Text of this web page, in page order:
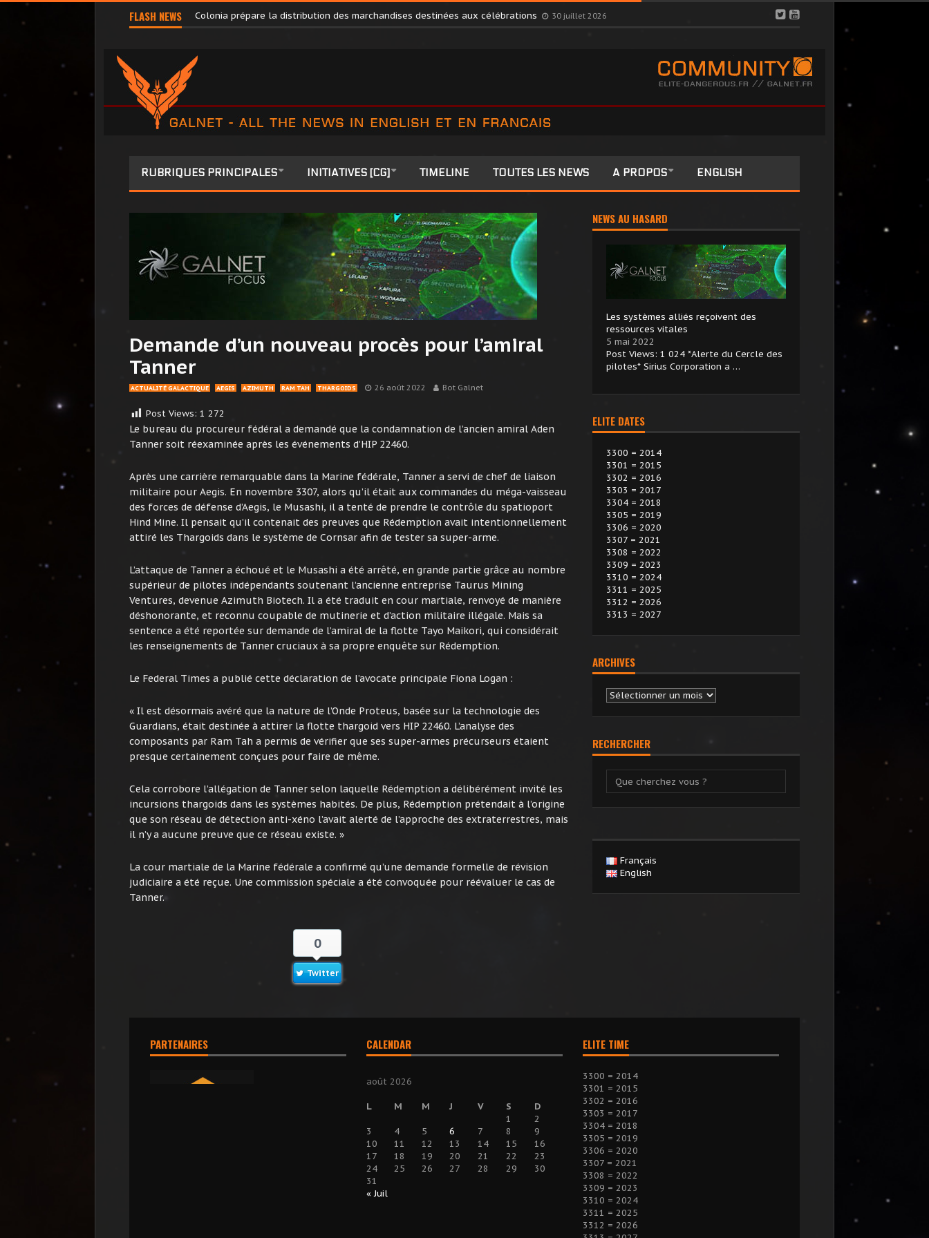
FLASH NEWS Pilots’ Federation Directs Members to Colonia 27 juillet 2026
RUBRIQUES PRINCIPALES INITIATIVES [CG] TIMELINE TOUTES LES NEWS A PROPOS ENGLISH
Demande d’un nouveau procès pour l’amiral
Tanner
ACTUALITÉ GALACTIQUE AEGIS AZIMUTH RAM TAH THARGOIDS 26 août 2022 Bot Galnet
Post Views: 1 272
Le bureau du procureur fédéral a demandé que la condamnation de l’ancien amiral Aden
Tanner soit réexaminée après les événements d’HIP 22460.
Après une carrière remarquable dans la Marine fédérale, Tanner a servi de chef de liaison
militaire pour Aegis. En novembre 3307, alors qu’il était aux commandes du méga-vaisseau
des forces de défense d’Aegis, le Musashi, il a tenté de prendre le contrôle du spatioport
Hind Mine. Il pensait qu’il contenait des preuves que Rédemption avait intentionnellement
attiré les Thargoids dans le système de Cornsar afin de tester sa super-arme.
L’attaque de Tanner a échoué et le Musashi a été arrêté, en grande partie grâce au nombre
supérieur de pilotes indépendants soutenant l’ancienne entreprise Taurus Mining
Ventures, devenue Azimuth Biotech. Il a été traduit en cour martiale, renvoyé de manière
déshonorante, et reconnu coupable de mutinerie et d’action militaire illégale. Mais sa
sentence a été reportée sur demande de l’amiral de la flotte Tayo Maikori, qui considérait
les renseignements de Tanner cruciaux à sa propre enquête sur Rédemption.
Le Federal Times a publié cette déclaration de l’avocate principale Fiona Logan :
« Il est désormais avéré que la nature de l’Onde Proteus, basée sur la technologie des
Guardians, était destinée à attirer la flotte thargoid vers HIP 22460. L’analyse des
composants par Ram Tah a permis de vérifier que ses super-armes précurseurs étaient
presque certainement conçues pour faire de même.
Cela corrobore l’allégation de Tanner selon laquelle Rédemption a délibérément invité les
incursions thargoids dans les systèmes habités. De plus, Rédemption prétendait à l’origine
que son réseau de détection anti-xéno l’avait alerté de l’approche des extraterrestres, mais
il n’y a aucune preuve que ce réseau existe. »
La cour martiale de la Marine fédérale a confirmé qu’une demande formelle de révision
judiciaire a été reçue. Une commission spéciale a été convoquée pour réévaluer le cas de
Tanner.
0
Twitter
NEWS AU HASARD
Les systèmes alliés reçoivent des
ressources vitales
5 mai 2022
Post Views: 1 024 *Alerte du Cercle des
pilotes* Sirius Corporation a …
ELITE DATES
3300 = 2014
3301 = 2015
3302 = 2016
3303 = 2017
3304 = 2018
3305 = 2019
3306 = 2020
3307 = 2021
3308 = 2022
3309 = 2023
3310 = 2024
3311 = 2025
3312 = 2026
3313 = 2027
ARCHIVES
Archives
RECHERCHER
Français
English
PARTENAIRES CALENDAR
août 2026
L M M J V S
D
1
2
3
4 5 6 7 8
9
10
11 12 13 14 15
16
17
18 19 20 21 22
23
24
25 26 27 28 29
30
31
« Juil
ELITE TIME
3300 = 2014
3301 = 2015
3302 = 2016
3303 = 2017
3304 = 2018
3305 = 2019
3306 = 2020
3307 = 2021
3308 = 2022
3309 = 2023
3310 = 2024
3311 = 2025
3312 = 2026